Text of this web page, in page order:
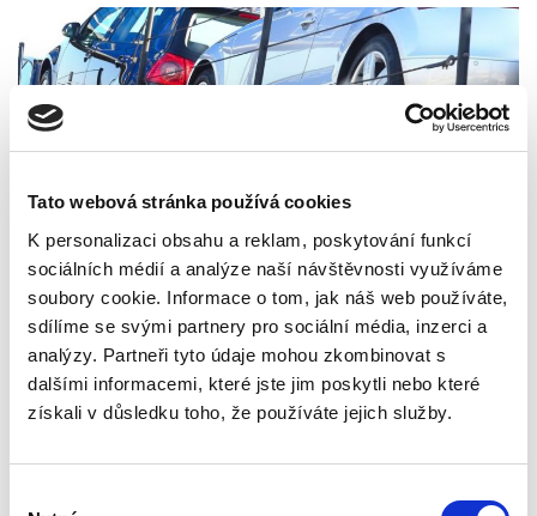
Tato webová stránka používá cookies
K personalizaci obsahu a reklam, poskytování funkcí
sociálních médií a analýze naší návštěvnosti využíváme
soubory cookie. Informace o tom, jak náš web používáte,
sdílíme se svými partnery pro sociální média, inzerci a
analýzy. Partneři tyto údaje mohou zkombinovat s
dalšími informacemi, které jste jim poskytli nebo které
získali v důsledku toho, že používáte jejich služby.
AUTO Z DOVOZU AŽ PŘED VÁŠ